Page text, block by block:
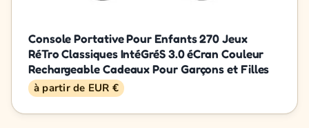
Console Portative Pour Enfants 270 Jeux
RéTro Classiques IntéGréS 3.0 éCran Couleur
Rechargeable Cadeaux Pour Garçons et Filles
à partir de EUR €